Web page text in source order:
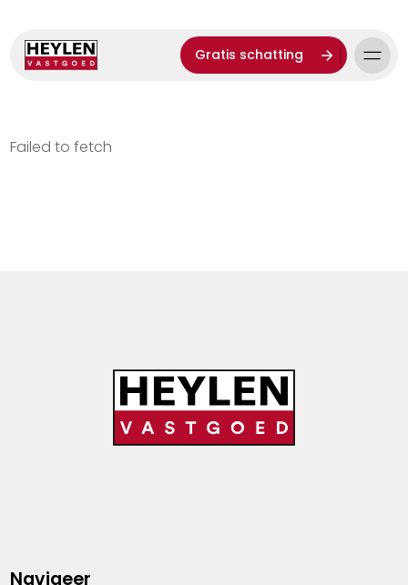
Gratis schatting
Failed to fetch
Navigeer